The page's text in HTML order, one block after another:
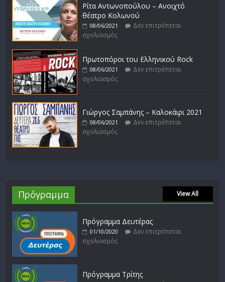
Ρίτα Αντωνοπούλου – Ανοιχτό
θέατρο Κολωνού
08/06/2021
Δεν επιτρέπεται
σχολιασμός
Πρωτοπόροι του Ελληνικού Rock
08/06/2021
Δεν επιτρέπεται
σχολιασμός
Γιώργος Σαμπάνης – Καλοκάιρι 2021
08/06/2021
Δεν επιτρέπεται
σχολιασμός
Πρόγραμμα View All
Πρόγραμμα Δευτέρας
01/10/2020
Δεν επιτρέπεται
σχολιασμός
Πρόγραμμα Τρίτης